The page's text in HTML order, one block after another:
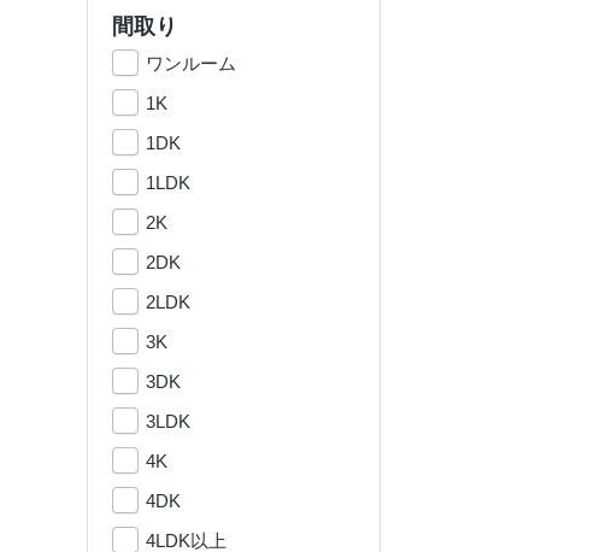
間取り
ワンルーム
1K
1DK
1LDK
2K
2DK
2LDK
3K
3DK
3LDK
4K
4DK
4LDK以上